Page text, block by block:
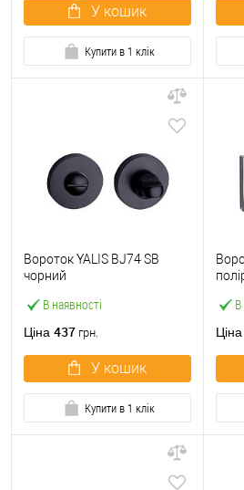
У кошик
Купити в 1 клік
В наявності
Вороток YALIS BJ74 SB
чорний
Ціна 437 грн.
У кошик
Купити в 1 клік
В
Ціна